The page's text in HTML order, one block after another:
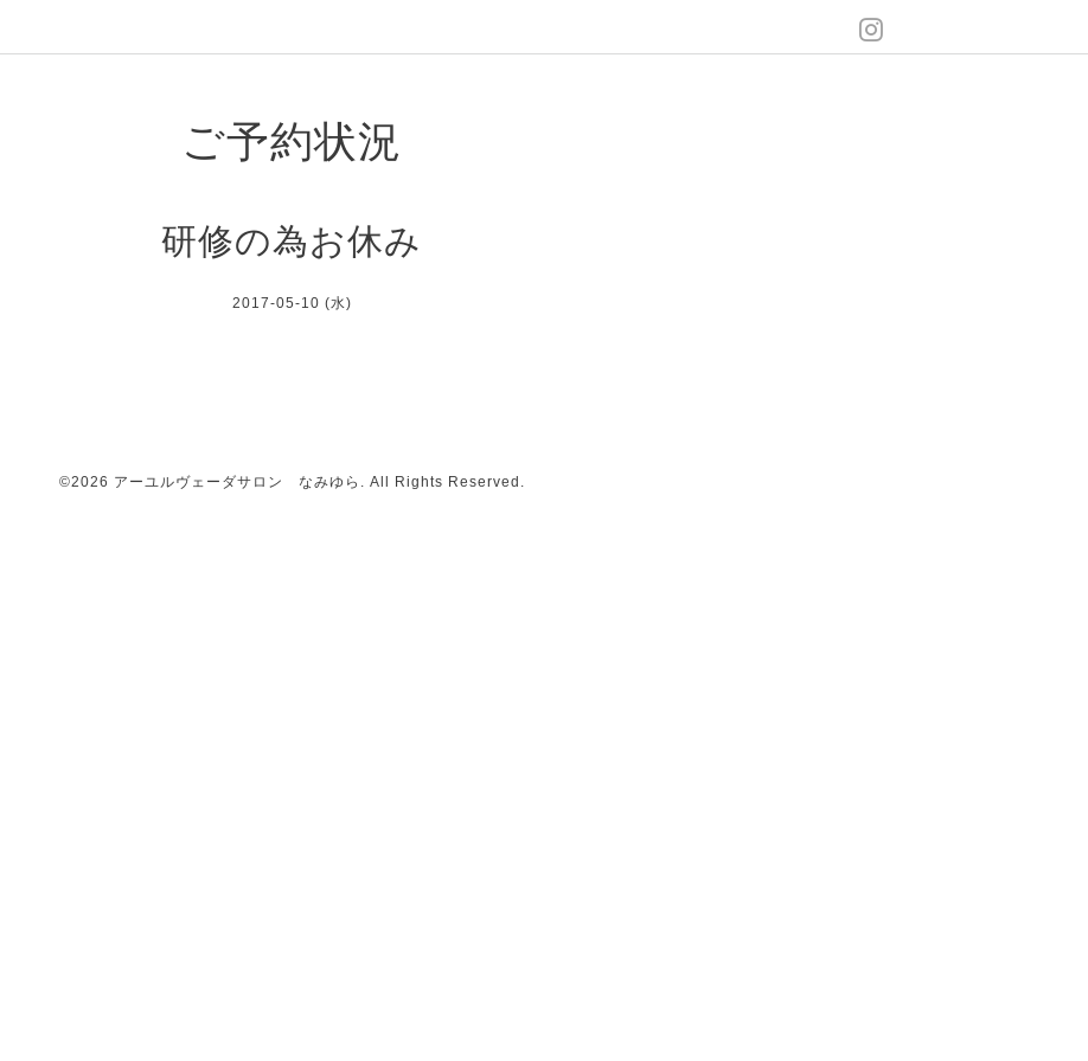
ご予約状況
研修の為お休み
2017-05-10 (水)
©2026 アーユルヴェーダサロン なみゆら . All Rights Reserved.